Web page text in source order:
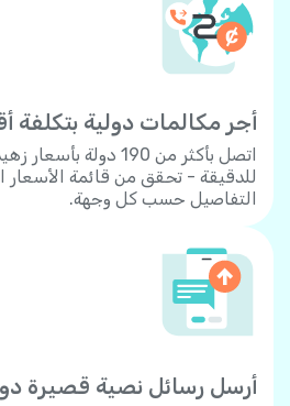
أجر مكالمات دولية بتكلفة
للدقيقة - تحقق من قائمة الأسعار
التفاصيل حسب كل وجهة.
أرسل رسائل نصية قصيرة